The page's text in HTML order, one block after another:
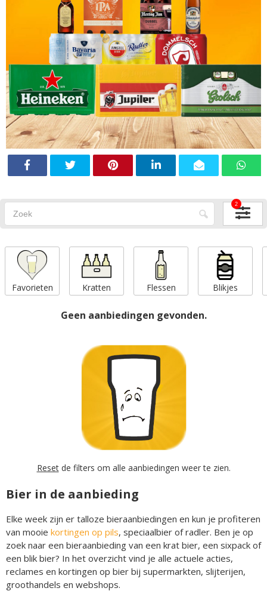
2
Favorieten Kratten Flessen Blikjes
Geen aanbiedingen gevonden.
Resetde filters om alle aanbiedingen weer te zien.
Bier in de aanbieding
Elke week zijn er talloze bieraanbiedingen en kun je profiteren
van mooie kortingen op pils, speciaalbier of radler. Ben je op
zoek naar een bieraanbieding van een krat bier, een sixpack of
een blik bier? In het overzicht vind je alle actuele acties,
reclames en kortingen op bier bij supermarkten, slijterijen,
groothandels en webshops.